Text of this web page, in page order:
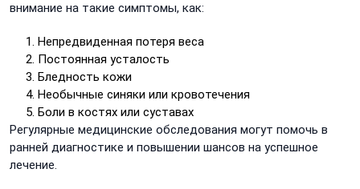
внимание на такие симптомы, как:
Непредвиденная потеря веса
Постоянная усталость
Бледность кожи
Необычные синяки или кровотечения
Боли в костях или суставах
Регулярные медицинские обследования могут помочь в
ранней диагностике и повышении шансов на успешное
лечение.